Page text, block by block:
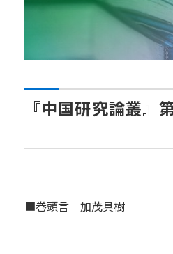
『中国研究論叢
■巻頭言